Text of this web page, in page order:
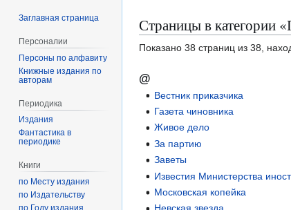
Перейти
к
навигации
Перейти
к
поиску
Страницы в категории
Показано 38 страниц из 38,
@
Вестник приказчика
Газета чиновника
Живое дело
За партию
Заветы
Известия Министерства
Московская копейка
Заглавная страница
Персоналии
Персоны по алфавиту
Книжные издания по
авторам
Периодика
Издания
Фантастика в
периодике
Книги
по Месту издания
по Издательству
по Году издания